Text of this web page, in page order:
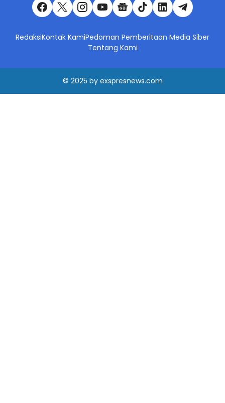
RedaksiKontak KamiPedoman Pemberitaan Media Siber
Tentang Kami
© 2025 by exspresnews.com